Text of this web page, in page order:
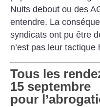
Nuits debout ou des
entendre. La
syndicats ont pu être
n’est pas leur tactique
Tous les
15 septembre
pour